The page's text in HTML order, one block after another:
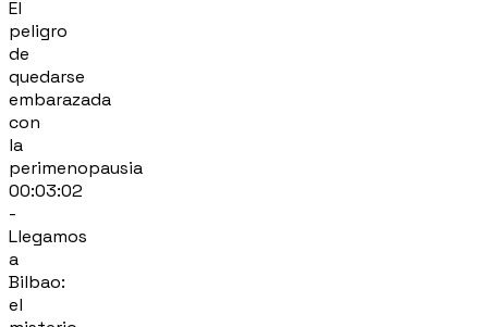
El
peligro
de
quedarse
embarazada
con
la
perimenopausia
00:03:02
-
Llegamos
a
Bilbao:
el